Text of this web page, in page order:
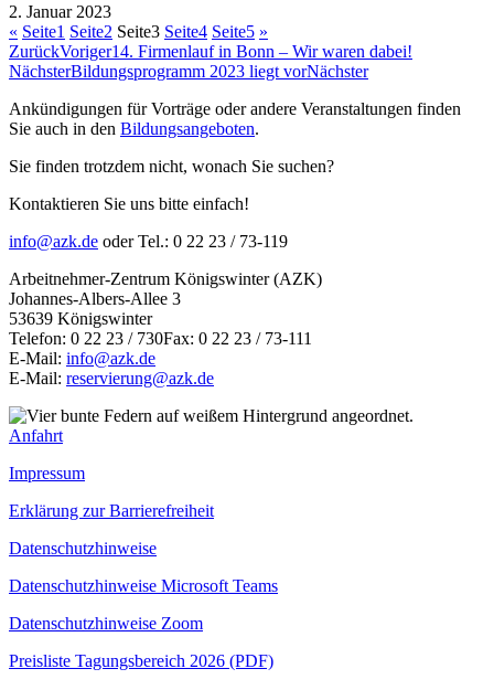
2. Januar 2023
« Seite1 Seite2 Seite3 Seite4 Seite5 »
ZurückVoriger14. Firmenlauf in Bonn – Wir waren dabei!
NächsterBildungsprogramm 2023 liegt vorNächster
Ankündigungen für Vorträge oder andere Veranstaltungen finden
Sie auch in den Bildungsangeboten.
Sie finden trotzdem nicht, wonach Sie suchen?
Kontaktieren Sie uns bitte einfach!
info@azk.de oder Tel.: 0 22 23 / 73-119
Arbeitnehmer-Zentrum Königswinter (AZK)
Johannes-Albers-Allee 3
53639 Königswinter
Telefon: 0 22 23 / 730Fax: 0 22 23 / 73-111
E-Mail: info@azk.de
E-Mail: reservierung@azk.de
Anfahrt
Impressum
Erklärung zur Barrierefreiheit
Datenschutzhinweise
Datenschutzhinweise Microsoft Teams
Datenschutzhinweise Zoom
Preisliste Tagungsbereich 2026 (PDF)